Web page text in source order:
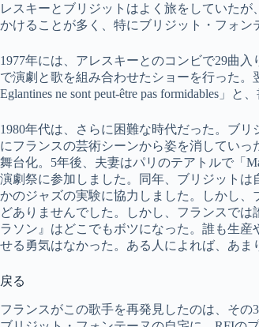
レスキーとブリジットはよく旅をしていた
かけることが多く、特にブリジット・フォン
1977年には、アレスキーとのコンビで29曲入
で演劇と歌を組み合わせたショーを行った
Eglantines ne sont peut-être pas formidables」
1980年代は、さらに困難な時代だった。ブ
にフランスの芸術シーンから姿を消していっ
舞台化。5年後、夫妻はパリのテアトルで「
演劇祭に参加しました。同年、ブリジットは
かのジャズの実験に協力しました。しかし
どありませんでした。しかし、フランスで
ラソン』はどこでもボツになった。誰も生
せる勇気はなかった。ある人によれば、あま
戻る
フランスがこの歌手を再発見したのは、そ